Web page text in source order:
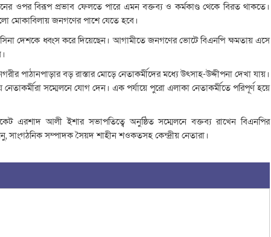
ওপর বিরূপ প্রভাব ফেলতে পারে এমন বক্তব্য ও কর্মকাণ্ড থেকে বিরত থাকতে।
মোকাবিলায় জনগণের পাশে যেতে হবে।
দেশকে ধ্বংস করে দিয়েছেন। আগামীতে জনগণের ভোটে বিএনপি ক্ষমতায় এসে
পাঠানপাড়ার বড় রাস্তার মোড়ে নেতাকর্মীদের মধ্যে উৎসাহ-উদ্দীপনা দেখা যায়।
নেতাকর্মীরা সম্মেলনে যোগ দেন। এক পর্যায়ে পুরো এলাকা নেতাকর্মীতে পরিপূর্ণ হয়ে
এরশাদ আলী ইশার সভাপতিত্বে অনুষ্ঠিত সম্মেলনে বক্তব্য রাখেন বিএনপির
সাংগঠনিক সম্পাদক সৈয়দ শাহীন শওকতসহ কেন্দ্রীয় নেতারা।